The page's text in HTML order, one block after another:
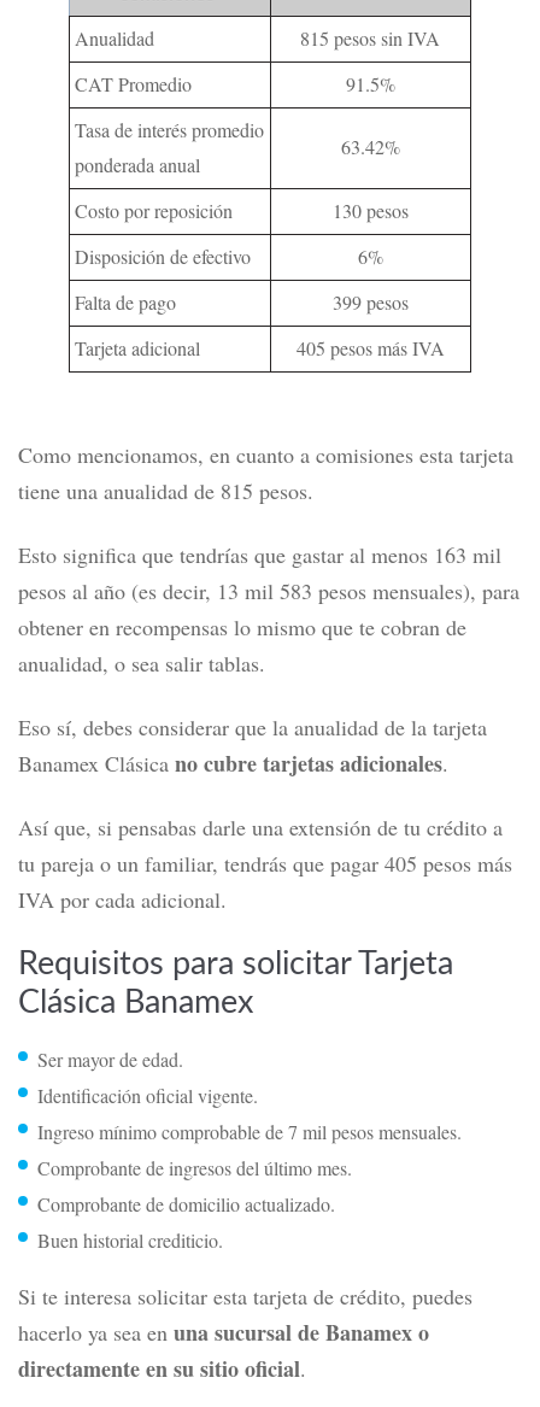
Costos y comisiones de la Tarjeta
Clásica Banamex
Principales
Costo
Anualidad
815 pesos sin IVA
CAT Promedio
91.5%
Tasa de interés promedio
Costo por reposición
130 pesos
Disposición de efectivo
Falta de pago
399 pesos
Tarjeta adicional
405 pesos más IVA
tiene una anualidad de 815 pesos.
pesos al año (es decir, 13 mil 583 pesos mensuales), para
obtener en recompensas lo mismo que te cobran de
anualidad, o sea salir tablas.
Eso sí, debes considerar que la anualidad de la tarjeta
Banamex Clásicano cubre tarjetas adicionales
Así que, si pensabas darle una extensión de tu crédito a
tu pareja o un familiar, tendrás que pagar 405 pesos más
IVA por cada adicional.
Requisitos para solicitar Tarjeta
Clásica Banamex
Ser mayor de edad.
Identificación oficial vigente.
Ingreso mínimo comprobable de 7 mil pesos mensuales.